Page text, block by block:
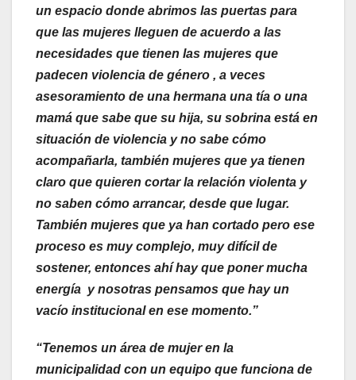
un espacio donde abrimos las puertas para
que las mujeres lleguen de acuerdo a las
necesidades que tienen las mujeres que
padecen violencia de género , a veces
asesoramiento de una hermana una tía o una
mamá que sabe que su hija, su sobrina está en
situación de violencia y no sabe cómo
acompañarla, también mujeres que ya tienen
claro que quieren cortar la relación violenta y
no saben cómo arrancar, desde que lugar.
También mujeres que ya han cortado pero ese
proceso es muy complejo, muy difícil de
sostener, entonces ahí hay que poner mucha
energía y nosotras pensamos que hay un
vacío institucional en ese momento.”
“Tenemos un área de mujer en la
municipalidad con un equipo que funciona de